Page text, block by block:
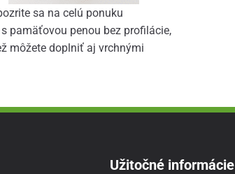
sa na celú ponuku
pamäťovou penou bez profilácie,
môžete doplniť aj vrchnými
Užitočné informácie